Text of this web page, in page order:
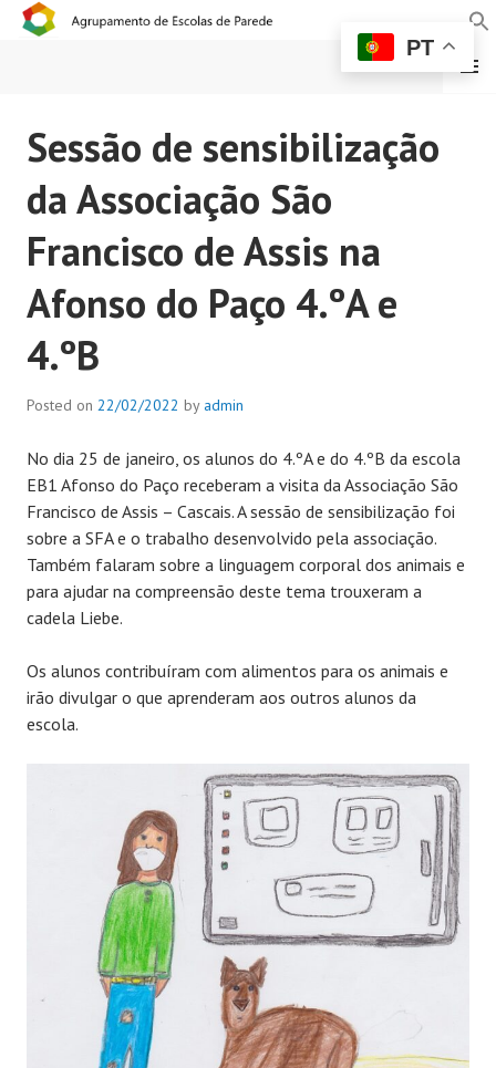
AGRUPAMENTO DE
ESCOLAS DE PAREDE
MENU
Sessão de sensibilização
da Associação São
Francisco de Assis na
Afonso do Paço 4.ºA e
4.ºB
Posted on 22/02/2022 by admin
No dia 25 de janeiro, os alunos do 4.ºA e do 4.ºB da escola
EB1 Afonso do Paço receberam a visita da Associação São
Francisco de Assis – Cascais. A sessão de sensibilização foi
sobre a SFA e o trabalho desenvolvido pela associação.
Também falaram sobre a linguagem corporal dos animais e
para ajudar na compreensão deste tema trouxeram a
cadela Liebe.
Os alunos contribuíram com alimentos para os animais e
irão divulgar o que aprenderam aos outros alunos da
escola.
PT